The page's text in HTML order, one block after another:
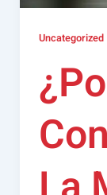
Uncategorized